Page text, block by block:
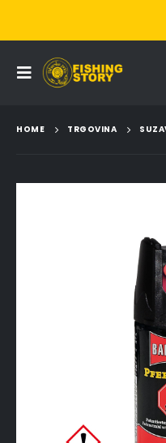
HOME TRGOVINA